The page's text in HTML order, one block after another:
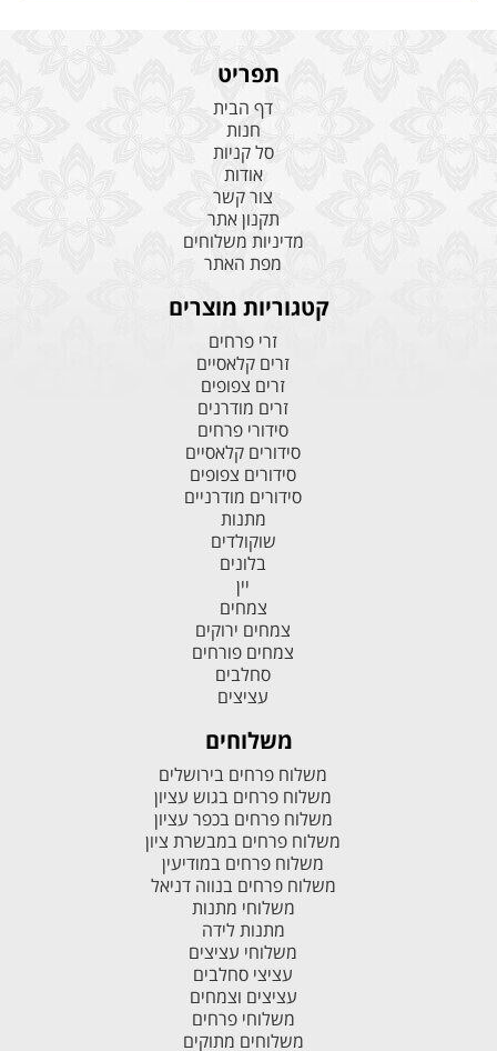
תפריט
דף הבית
חנות
סל קניות
אודות
צור קשר
תקנון אתר
מדיניות משלוחים
מפת האתר
קטגוריות מוצרים
זרי פרחים
זרים קלאסיים
זרים צפופים
זרים מודרנים
סידורי פרחים
סידורים קלאסיים
סידורים צפופים
סידורים מודרניים
מתנות
שוקולדים
בלונים
יין
צמחים
צמחים ירוקים
צמחים פורחים
סחלבים
עציצים
משלוחים
משלוח פרחים בירושלים
משלוח פרחים בגוש עציון
משלוח פרחים בכפר עציון
משלוח פרחים במבשרת ציון
משלוח פרחים במודיעין
משלוח פרחים בנווה דניאל
משלוחי מתנות
מתנות לידה
משלוחי עציצים
עציצי סחלבים
עציצים וצמחים
משלוחי פרחים
משלוחים מתוקים